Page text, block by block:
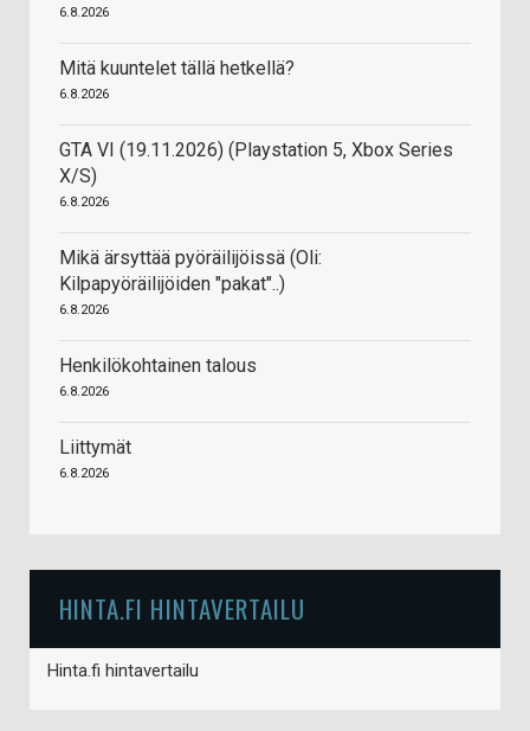
6.8.2026
Mitä kuuntelet tällä hetkellä?
6.8.2026
GTA VI (19.11.2026) (Playstation 5, Xbox Series
X/S)
6.8.2026
Mikä ärsyttää pyöräilijöissä (Oli:
Kilpapyöräilijöiden "pakat"..)
6.8.2026
Henkilökohtainen talous
6.8.2026
Liittymät
6.8.2026
HINTA.FI HINTAVERTAILU
Hinta.fi hintavertailu